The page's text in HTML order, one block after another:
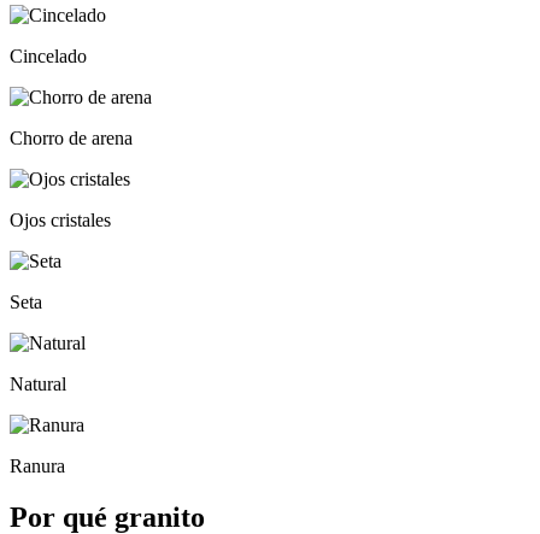
Cincelado
Chorro de arena
Ojos cristales
Seta
Natural
Ranura
Por qué granito